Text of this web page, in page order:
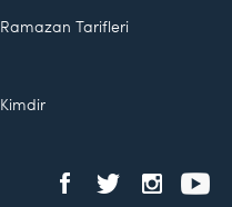
Ramazan Tarifleri
Kimdir